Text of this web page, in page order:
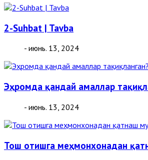
2-Suhbat | Tavba
- июнь. 13, 2024
Эҳромда қандай амаллар
- июнь. 13, 2024
Тош отишга меҳмонхонадан